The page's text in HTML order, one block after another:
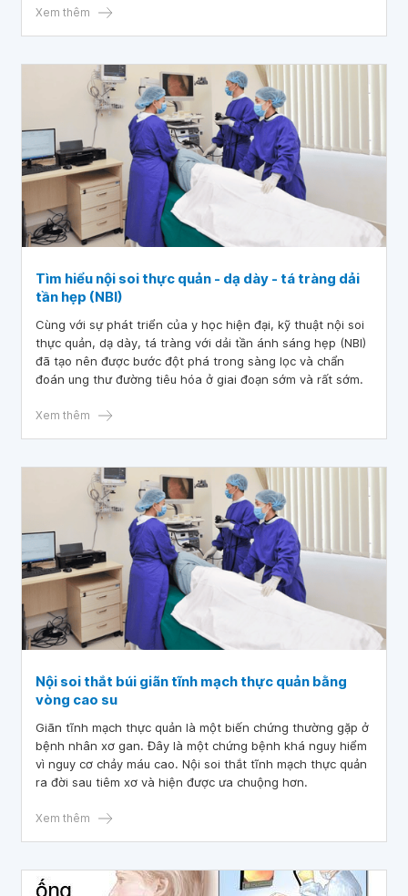
y khoa.
Xem thêm
Tìm hiểu nội soi thực quản - dạ dày - tá tràng dải
tần hẹp (NBI)
Cùng với sự phát triển của y học hiện đại, kỹ thuật nội soi
thực quản, dạ dày, tá tràng với dải tần ánh sáng hẹp (NBI)
đã tạo nên được bước đột phá trong sàng lọc và chẩn
đoán ung thư đường tiêu hóa ở giai đoạn sớm và rất sớm.
Xem thêm
Nội soi thắt búi giãn tĩnh mạch thực quản bằng
vòng cao su
Giãn tĩnh mạch thực quản là một biến chứng thường gặp ở
bệnh nhân xơ gan. Đây là một chứng bệnh khá nguy hiểm
vì nguy cơ chảy máu cao. Nội soi thắt tĩnh mạch thực quản
ra đời sau tiêm xơ và hiện được ưa chuộng hơn.
Xem thêm